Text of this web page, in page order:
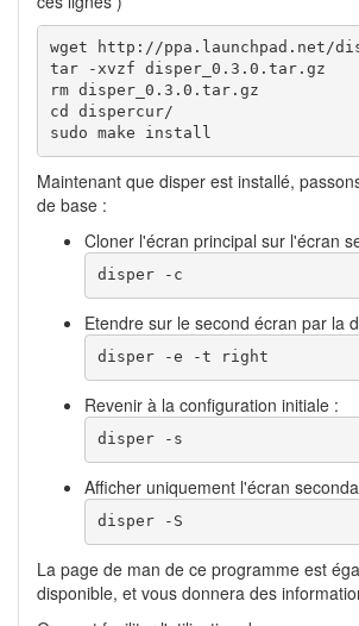
wget http://ppa.launchpad.net/
tar -xvzf disper_0.3.0.tar.gz
rm disper_0.3.0.tar.gz
cd dispercur/
sudo make install
Maintenant que disper est installé,
de base :
Cloner l'écran principal sur l'écran
disper -c
Etendre sur le second écran par la
disper -e -t right
Revenir à la configuration initiale :
disper -s
Afficher uniquement l'écran
disper -S
La page de man de ce programme est
disponible, et vous donnera des